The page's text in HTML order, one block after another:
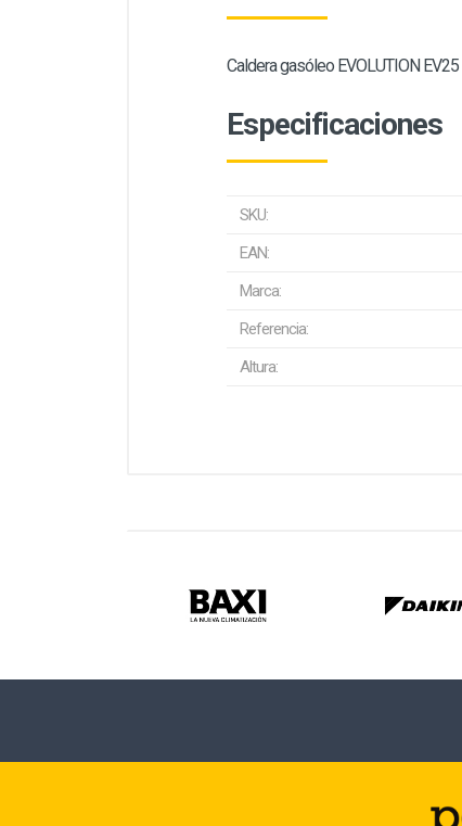
Caldera gasóleo EVOLUTION
Especificaciones
SKU:
EAN:
Marca:
Referencia:
Altura: